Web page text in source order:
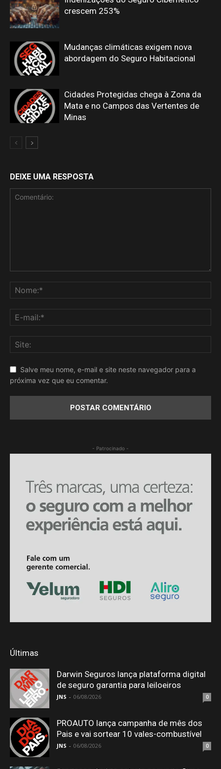
crescem 253%
Mudanças climáticas exigem nova
abordagem do Seguro Habitacional
Cidades Protegidas chega à Zona da
Mata e no Campos das Vertentes de
Minas
DEIXE UMA RESPOSTA
Salve meu nome, e-mail e site neste navegador para a
próxima vez que eu comentar.
- Patrocinado -
Últimas
Darwin Seguros lança plataforma digital
de seguro garantia para leiloeiros
JNS - 06/08/2026 0
PROAUTO lança campanha de mês dos
Pais e vai sortear 10 vales-combustível
JNS - 06/08/2026 0